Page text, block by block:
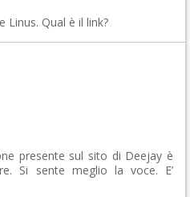
Linus. Qual è il link?
presente sul sito di Deejay è
Si sente meglio la voce. E’